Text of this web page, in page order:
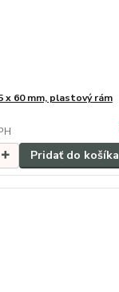
x 60 mm, plastový rám
Pridať do košíka